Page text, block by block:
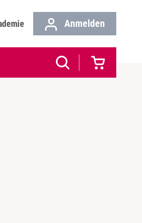
Anmelden